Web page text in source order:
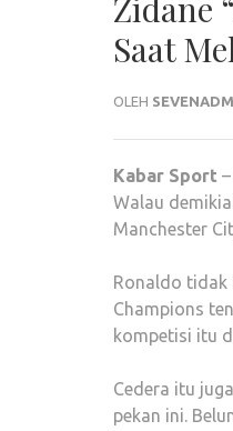
Zidane
Saat
OLEH
Kabar Sport
Walau
Manchester
Ronaldo tidak
Champions
kompetisi itu
Cedera itu
pekan ini.